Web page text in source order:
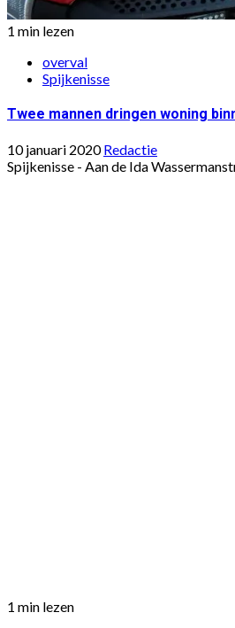
1 min lezen
overval
Spijkenisse
Twee mannen dringen woning
10 januari 2020Redactie
Spijkenisse - Aan de Ida
1 min lezen